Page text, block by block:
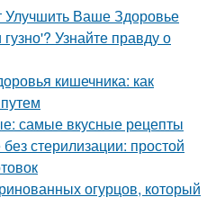
Улучшить Ваше Здоровье
Узнайте правду о
кишечника: как
самые вкусные рецепты
стерилизации: простой
огурцов, который